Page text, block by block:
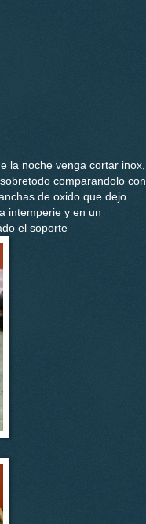
la noche venga cortar inox,
comparandolo con
de oxido que dejo
intemperie y en un
el soporte